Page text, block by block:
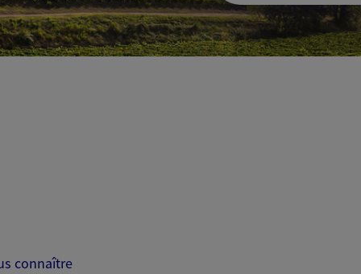
connaître